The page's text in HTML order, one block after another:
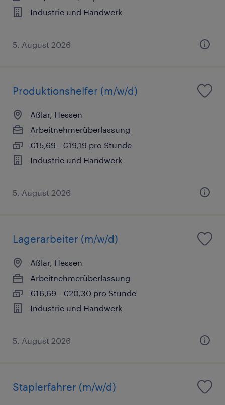
Industrie und Handwerk
5. August 2026
Produktionshelfer (m/w/d)
Aßlar, Hessen
Arbeitnehmerüberlassung
€15,69 - €19,19 pro Stunde
Industrie und Handwerk
5. August 2026
Lagerarbeiter (m/w/d)
Aßlar, Hessen
Arbeitnehmerüberlassung
€16,69 - €20,30 pro Stunde
Industrie und Handwerk
5. August 2026
Staplerfahrer (m/w/d)